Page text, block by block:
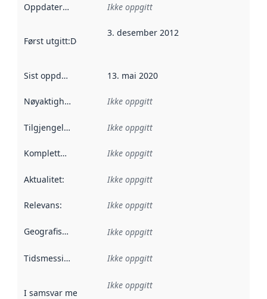
Oppdateringsfrekvens :
Ikke oppgitt
Først utgitt:Denne datoen sier når dataene i dette
3. desember 2012
Sist oppdatert 13. mai 2020
Nøyaktighet Ikke oppgitt
Tilgjengelighet Ikke oppgitt
Kompletthet Ikke oppgitt
Aktualitet: Ikke oppgitt
Relevans: Ikke oppgitt
Geografisk avgrensning :
Ikke oppgitt
Tidsmessig avgrensning :
Ikke oppgitt
I samsvar med Referanse til en implementasjonsregel
Ikke oppgitt